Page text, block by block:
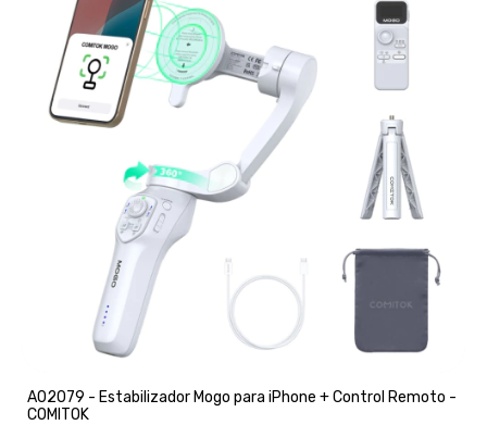
A02079 - Estabilizador Mogo para iPhone + Control Remoto -
COMITOK